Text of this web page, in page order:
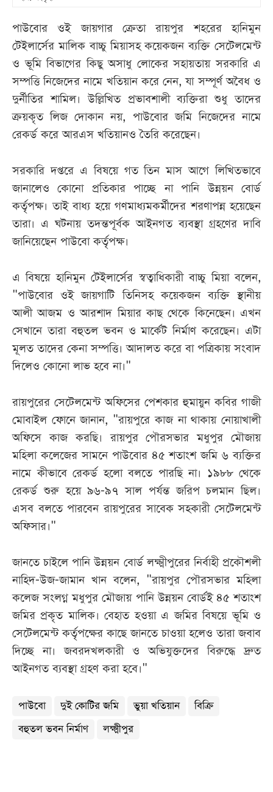
পাউবোর ওই জায়গার ক্রেতা রায়পুর শহরের হানিমুন
টেইলার্সের মালিক বাচ্চু মিয়াসহ কয়েকজন ব্যক্তি সেটেলমেন্ট
ও ভূমি বিভাগের কিছু অসাধু লোকের সহায়তায় সরকারি এ
সম্পত্তি নিজেদের নামে খতিয়ান করে নেন, যা সম্পূর্ণ অবৈধ ও
দুর্নীতির শামিল। উল্লিখিত প্রভাবশালী ব্যক্তিরা শুধু তাদের
ক্রয়কৃত লিজ দোকান নয়, পাউবোর জমি নিজেদের নামে
রেকর্ড করে আরএস খতিয়ানও তৈরি করেছেন।
সরকারি দপ্তরে এ বিষয়ে গত তিন মাস আগে লিখিতভাবে
জানালেও কোনো প্রতিকার পাচ্ছে না পানি উন্নয়ন বোর্ড
কর্তৃপক্ষ। তাই বাধ্য হয়ে গণমাধ্যমকর্মীদের শরণাপন্ন হয়েছেন
তারা। এ ঘটনায় তদন্তপূর্বক আইনগত ব্যবস্থা গ্রহণের দাবি
জানিয়েছেন পাউবো কর্তৃপক্ষ।
এ বিষয়ে হানিমুন টেইলার্সের স্বত্বাধিকারী বাচ্চু মিয়া বলেন,
"পাউবোর ওই জায়গাটি তিনিসহ কয়েকজন ব্যক্তি স্থানীয়
আলী আজম ও আরশাদ মিয়ার কাছ থেকে কিনেছেন। এখন
সেখানে তারা বহুতল ভবন ও মার্কেট নির্মাণ করেছেন। এটা
মূলত তাদের কেনা সম্পত্তি। আদালত করে বা পত্রিকায় সংবাদ
দিলেও কোনো লাভ হবে না।"
রায়পুরের সেটেলমেন্ট অফিসের পেশকার হুমায়ুন কবির গাজী
মোবাইল ফোনে জানান, "রায়পুরে কাজ না থাকায় নোয়াখালী
অফিসে কাজ করছি। রায়পুর পৌরসভার মধুপুর মৌজায়
মহিলা কলেজের সামনে পাউবোর ৪৫ শতাংশ জমি ৬ ব্যক্তির
নামে কীভাবে রেকর্ড হলো বলতে পারছি না। ১৯৮৮ থেকে
রেকর্ড শুরু হয়ে ৯৬-৯৭ সাল পর্যন্ত জরিপ চলমান ছিল।
এসব বলতে পারবেন রায়পুরের সাবেক সহকারী সেটেলমেন্ট
অফিসার।"
জানতে চাইলে পানি উন্নয়ন বোর্ড লক্ষ্মীপুরের নির্বাহী প্রকৌশলী
নাহিদ-উজ-জামান খান বলেন, "রায়পুর পৌরসভার মহিলা
কলেজ সংলগ্ন মধুপুর মৌজায় পানি উন্নয়ন বোর্ডই ৪৫ শতাংশ
জমির প্রকৃত মালিক। বেহাত হওয়া এ জমির বিষয়ে ভূমি ও
সেটেলমেন্ট কর্তৃপক্ষের কাছে জানতে চাওয়া হলেও তারা জবাব
দিচ্ছে না। জবরদখলকারী ও অভিযুক্তদের বিরুদ্ধে দ্রুত
আইনগত ব্যবস্থা গ্রহণ করা হবে।"
পাউবো দুই কোটির জমি ভুয়া খতিয়ান
বিক্রি
বহুতল ভবন নির্মাণ
লক্ষ্মীপুর